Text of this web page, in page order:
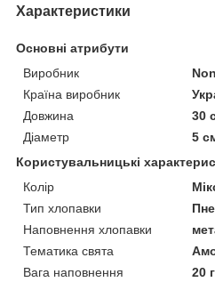
Характеристики
Основні атрибути
Виробник
Країна виробник
Довжина
30
Діаметр
5
Користувальницькі
Колір
Тип хлопавки
Наповнення хлопавки
Тематика свята
Вага наповнення
20